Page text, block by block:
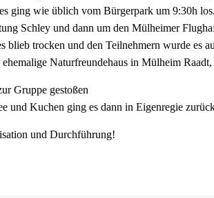
ging wie üblich vom Bürgerpark um 9:30h los.
Schley und dann um den Mülheimer
blieb trocken und den Teilnehmern wurde es
Naturfreundehaus in Mülheim
Gruppe gestoßen
und Kuchen ging es dann in Eigenregie
und Durchführung!